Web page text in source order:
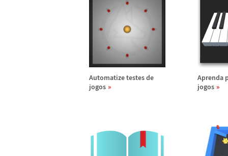
Automatize testes de
jogos
Aprenda
jogos